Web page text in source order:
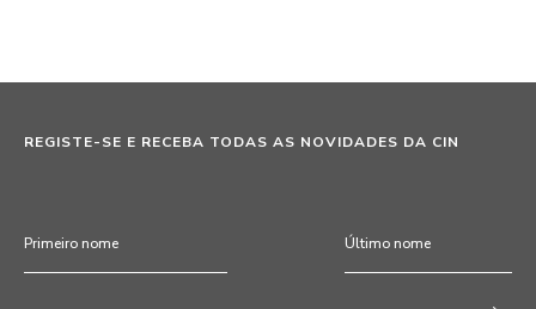
REGISTE-SE E RECEBA TODAS AS NOVIDADES DA CIN